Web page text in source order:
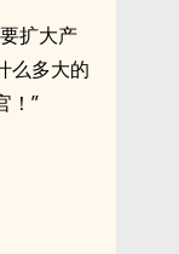
扩大产
么多大的
！”